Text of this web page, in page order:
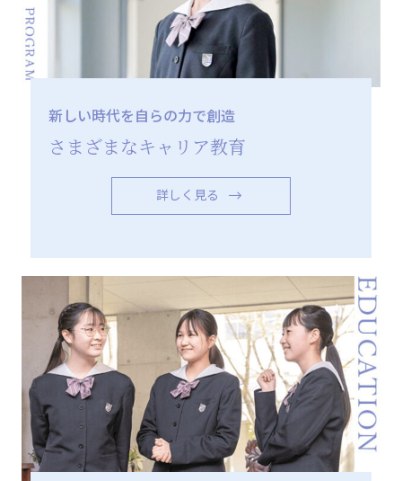
新しい時代を自らの力で創造
さまざまなキャリア教育
詳しく見る